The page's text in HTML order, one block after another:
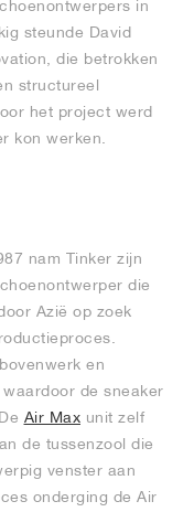
in
steunde David
die betrokken
structureel
het project werd
kon werken.
nam Tinker zijn
die
Azië op zoek
en
de sneaker
Air Max unit zelf
de tussenzool die
venster aan
onderging de Air